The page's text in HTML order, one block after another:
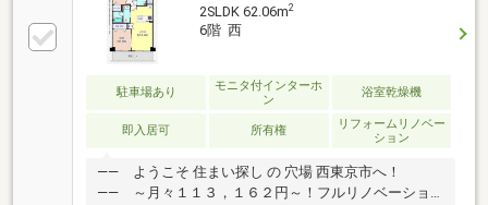
2SLDK 62.06m2
6階 西
駐車場あり
モニタ付インターホ
ン
浴室乾燥機
即入居可 所有権
リフォームリノベー
ション
―― ようこそ 住まい探し の 穴場 西東京市へ！
―― ～月々１１３，１６２円～！フルリノベーショ